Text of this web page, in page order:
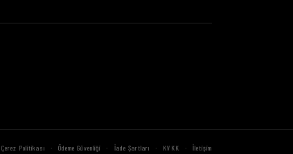
Çerez Politikası · Ödeme Güvenliği · İade Şartları · KVKK · İletişim